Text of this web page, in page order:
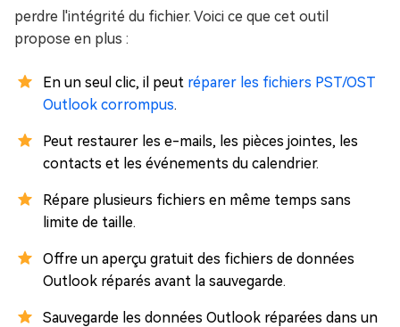
perdre l'intégrité du fichier. Voici ce que cet outil
propose en plus :
En un seul clic, il peut réparer les fichiers PST/OST
Outlook corrompus.
Peut restaurer les e-mails, les pièces jointes, les
contacts et les événements du calendrier.
Répare plusieurs fichiers en même temps sans
limite de taille.
Offre un aperçu gratuit des fichiers de données
Outlook réparés avant la sauvegarde.
Sauvegarde les données Outlook réparées dans un